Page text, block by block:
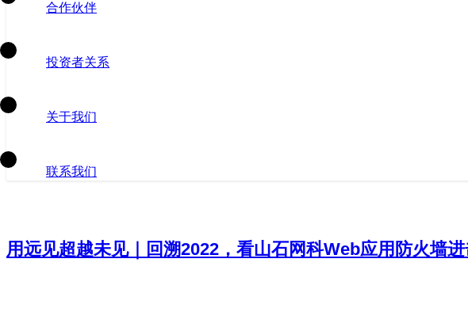
合作伙伴
投资者关系
关于我们
联系我们
用远见超越未见｜回溯2022，看山石网科Web应用防火墙